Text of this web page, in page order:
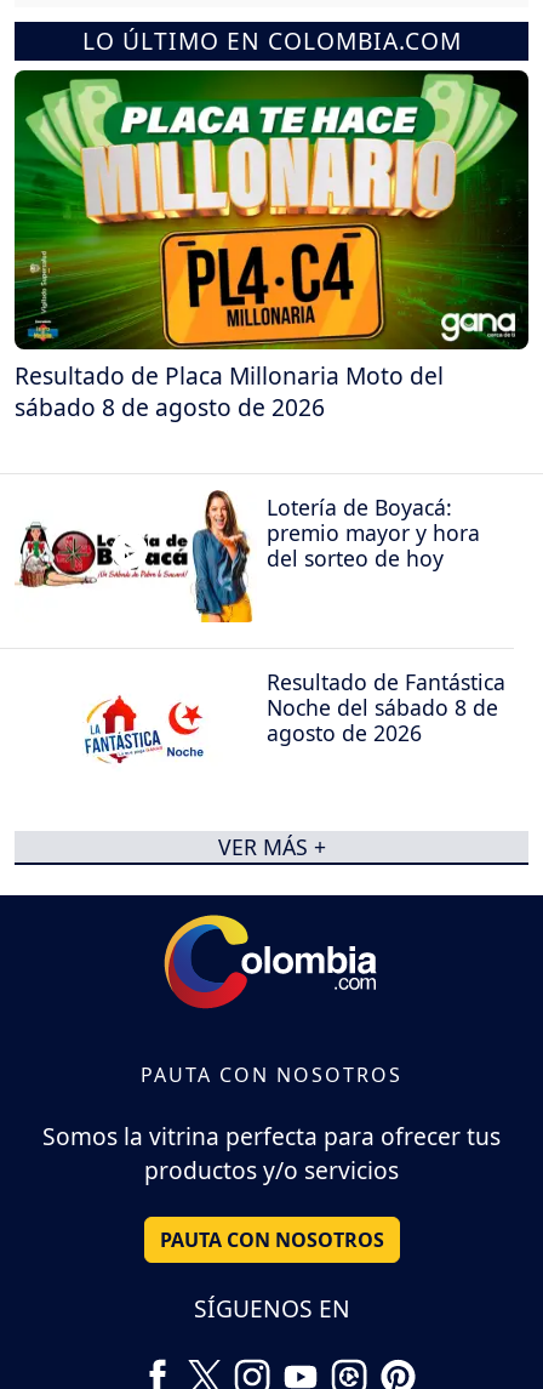
LO ÚLTIMO EN COLOMBIA.COM
Resultado de Placa Millonaria Moto del
sábado 8 de agosto de 2026
Lotería de Boyacá:
premio mayor y hora
del sorteo de hoy
Resultado de Fantástica
Noche del sábado 8 de
agosto de 2026
VER MÁS +
PAUTA CON NOSOTROS
Somos la vitrina perfecta para ofrecer tus
productos y/o servicios
PAUTA CON NOSOTROS
SÍGUENOS EN